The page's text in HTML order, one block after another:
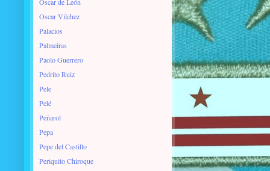
Oscar Vilchez
Palacios
Palmeiras
Paolo Guerrero
Pedrito Ruiz
Pele
Pelé
Peñarol
Pepa
Pepe del Castillo
Periquito Chiroque